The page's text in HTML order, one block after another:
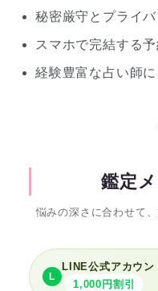
秘密厳守とプライ
スマホで完結する
経験豊富な占い師
鑑定
悩みの深さに合わせて
L
LINE公式アカウン
1,000円割引